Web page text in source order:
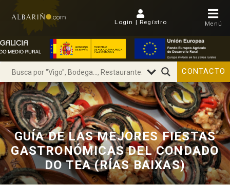
Login | Regístro Menú
CONTACTO
GUÍA DE LAS MEJORES FIESTAS
GASTRONÓMICAS DEL CONDADO
DO TEA (RÍAS BAIXAS)